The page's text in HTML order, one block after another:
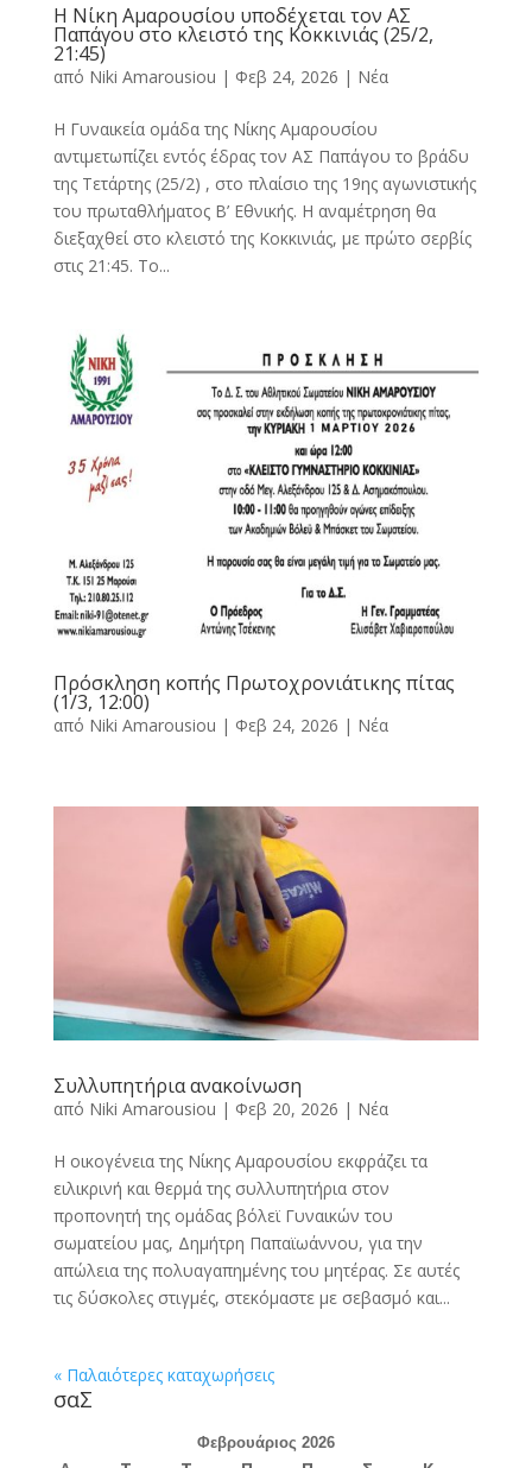
Η Νίκη Αμαρουσίου υποδέχεται τον ΑΣ
Παπάγου στο κλειστό της Κοκκινιάς (25/2,
21:45)
από Niki Amarousiou | Φεβ 24, 2026 | Νέα
Η Γυναικεία ομάδα της Νίκης Αμαρουσίου
αντιμετωπίζει εντός έδρας τον ΑΣ Παπάγου το βράδυ
της Τετάρτης (25/2) , στο πλαίσιο της 19ης αγωνιστικής
του πρωταθλήματος Β’ Εθνικής. Η αναμέτρηση θα
διεξαχθεί στο κλειστό της Κοκκινιάς, με πρώτο σερβίς
στις 21:45. To...
Πρόσκληση κοπής Πρωτοχρονιάτικης πίτας
(1/3, 12:00)
από Niki Amarousiou | Φεβ 24, 2026 | Νέα
Συλλυπητήρια ανακοίνωση
από Niki Amarousiou | Φεβ 20, 2026 | Νέα
Η οικογένεια της Νίκης Αμαρουσίου εκφράζει τα
ειλικρινή και θερμά της συλλυπητήρια στον
προπονητή της ομάδας βόλεϊ Γυναικών του
σωματείου μας, Δημήτρη Παπαϊωάννου, για την
απώλεια της πολυαγαπημένης του μητέρας. Σε αυτές
τις δύσκολες στιγμές, στεκόμαστε με σεβασμό και...
« Παλαιότερες καταχωρήσεις
σαΣ
Φεβρουάριος 2026